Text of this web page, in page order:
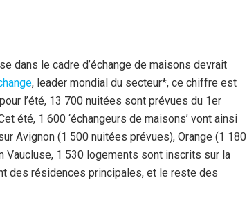
dans le cadre d’échange de maisons devrait
, leader mondial du secteur*, ce chiffre est
l’été, 13 700 nuitées sont prévues du 1er
été, 1 600 ‘échangeurs de maisons’ vont ainsi
Avignon (1 500 nuitées prévues), Orange (1 180
Vaucluse, 1 530 logements sont inscrits sur la
des résidences principales, et le reste des